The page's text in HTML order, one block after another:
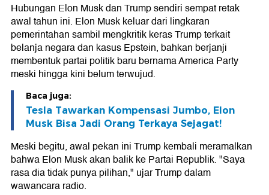
Hubungan Elon Musk dan Trump sendiri sempat retak
awal tahun ini. Elon Musk keluar dari lingkaran
pemerintahan sambil mengkritik keras Trump terkait
belanja negara dan kasus Epstein, bahkan berjanji
membentuk partai politik baru bernama America Party
meski hingga kini belum terwujud.
Baca juga:
Tesla Tawarkan Kompensasi Jumbo, Elon
Musk Bisa Jadi Orang Terkaya Sejagat!
Meski begitu, awal pekan ini Trump kembali meramalkan
bahwa Elon Musk akan balik ke Partai Republik. "Saya
rasa dia tidak punya pilihan," ujar Trump dalam
wawancara radio.